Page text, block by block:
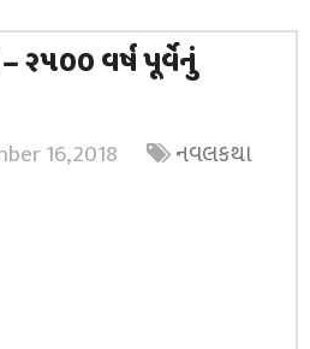
૨૫૦૦ વર્ષ પૂર્વેનું
16, 2018
નવલકથા